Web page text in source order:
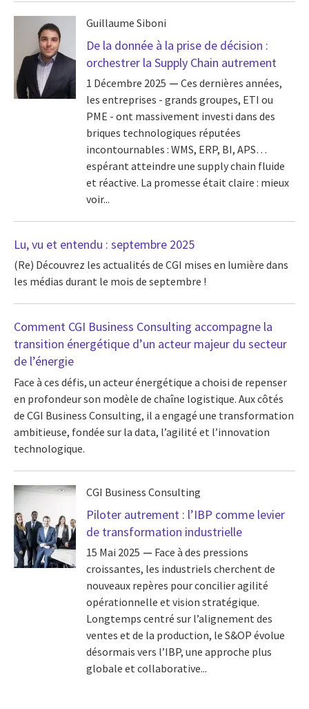
Guillaume Siboni
De la donnée à la prise de décision :
orchestrer la Supply Chain autrement
1 Décembre 2025
Ces dernières années,
les entreprises - grands groupes, ETI ou
PME - ont massivement investi dans des
briques technologiques réputées
incontournables : WMS, ERP, BI, APS…
espérant atteindre une supply chain fluide
et réactive. La promesse était claire : mieux
voir...
Lu, vu et entendu : septembre 2025
(Re) Découvrez les actualités de CGI mises en lumière dans
les médias durant le mois de septembre !
Comment CGI Business Consulting accompagne la
transition énergétique d’un acteur majeur du secteur
de l’énergie
Face à ces défis, un acteur énergétique a choisi de repenser
en profondeur son modèle de chaîne logistique. Aux côtés
de CGI Business Consulting, il a engagé une transformation
ambitieuse, fondée sur la data, l’agilité et l’innovation
technologique.
CGI Business Consulting
Piloter autrement : l’IBP comme levier
de transformation industrielle
15 Mai 2025
Face à des pressions
croissantes, les industriels cherchent de
nouveaux repères pour concilier agilité
opérationnelle et vision stratégique.
Longtemps centré sur l’alignement des
ventes et de la production, le S&OP évolue
désormais vers l’IBP, une approche plus
globale et collaborative...